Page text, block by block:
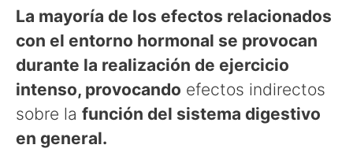
La mayoría de los efectos relacionados
con el entorno hormonal se provocan
durante la realización de ejercicio
intenso, provocando efectos indirectos
sobre la función del sistema digestivo
en general.